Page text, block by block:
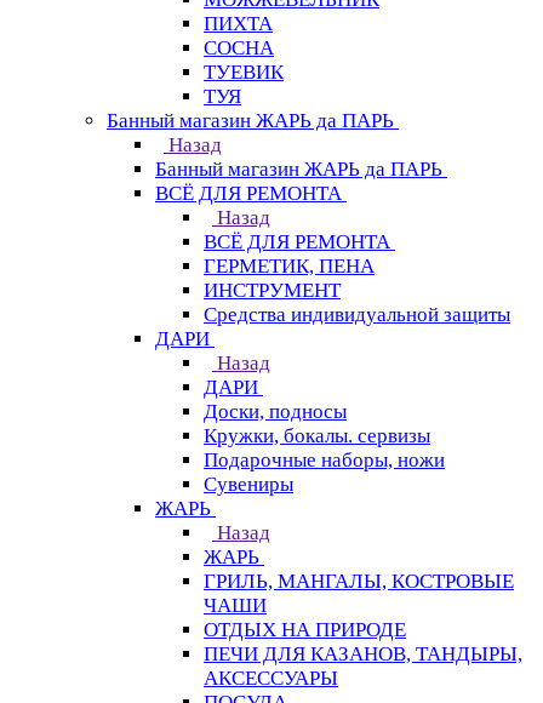
ПИХТА
СОСНА
ТУЕВИК
ТУЯ
Банный магазин ЖАРЬ да ПАРЬ
Назад
Банный магазин ЖАРЬ да ПАРЬ
ВСЁ ДЛЯ РЕМОНТА
Назад
ВСЁ ДЛЯ РЕМОНТА
ГЕРМЕТИК, ПЕНА
ИНСТРУМЕНТ
Средства индивидуальной защиты
ДАРИ
Назад
ДАРИ
Доски, подносы
Кружки, бокалы. сервизы
Подарочные наборы, ножи
Сувениры
ЖАРЬ
Назад
ЖАРЬ
ГРИЛЬ, МАНГАЛЫ, КОСТРОВЫЕ
ЧАШИ
ОТДЫХ НА ПРИРОДЕ
ПЕЧИ ДЛЯ КАЗАНОВ, ТАНДЫРЫ,
АКСЕССУАРЫ